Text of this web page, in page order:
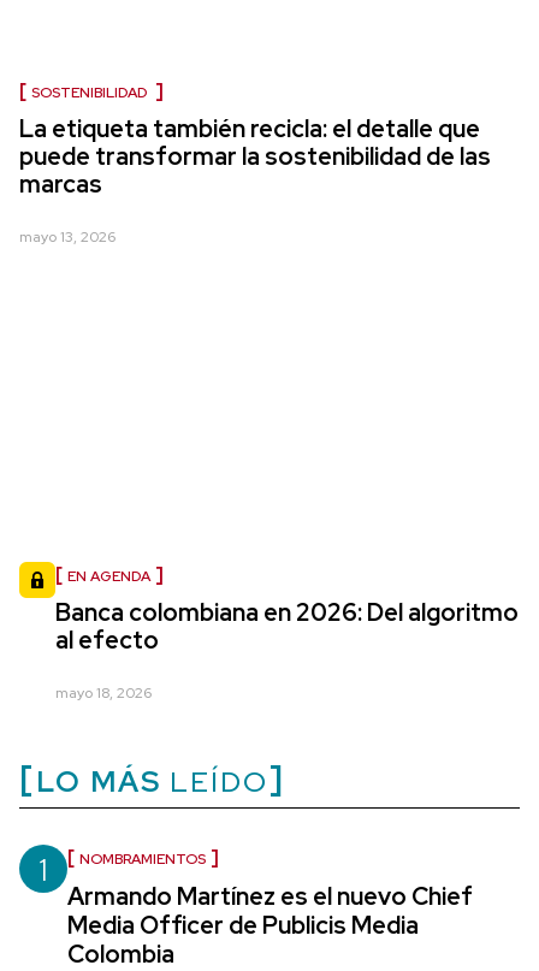
SOSTENIBILIDAD
La etiqueta también recicla: el detalle que
puede transformar la sostenibilidad de las
marcas
mayo 13, 2026
EN AGENDA
Banca colombiana en 2026: Del algoritmo
al efecto
mayo 18, 2026
LO MÁS LEÍDO
1 NOMBRAMIENTOS
Armando Martínez es el nuevo Chief
Media Officer de Publicis Media
Colombia